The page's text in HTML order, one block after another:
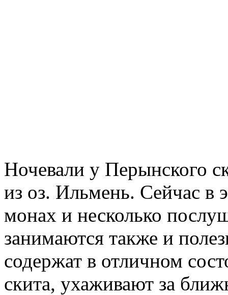
Ночевали у Перынского
из оз. Ильмень. Сейчас в
монах и несколько
занимаются также и
содержат в отличном
скита, ухаживают за